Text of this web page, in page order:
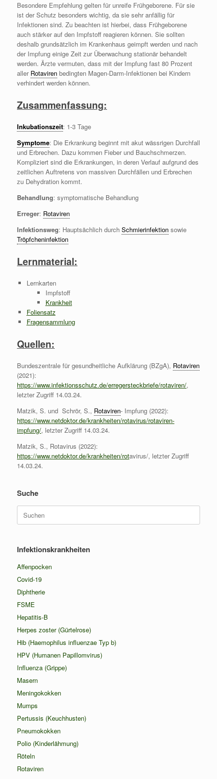
Besondere Empfehlung gelten für unreife Frühgeborene. Für sie
ist der Schutz besonders wichtig, da sie sehr anfällig für
Infektionen sind. Zu beachten ist hierbei, dass Frühgeborene
auch stärker auf den Impfstoff reagieren können. Sie sollten
deshalb grundsätzlich im Krankenhaus geimpft werden und nach
der Impfung einige Zeit zur Überwachung stationär behandelt
werden. Ärzte vermuten, dass mit der Impfung fast 80 Prozent
aller Rotaviren bedingten Magen-Darm-Infektionen bei Kindern
verhindert werden können.
Zusammenfassung:
Inkubationszeit: 1-3 Tage
Symptome: Die Erkrankung beginnt mit akut wässrigen Durchfall
und Erbrechen. Dazu kommen Fieber und Bauchschmerzen.
Kompliziert sind die Erkrankungen, in deren Verlauf aufgrund des
zeitlichen Auftretens von massiven Durchfällen und Erbrechen
zu Dehydration kommt.
Behandlung: symptomatische Behandlung
Erreger: Rotaviren
Infektionsweg: Hauptsächlich durch Schmierinfektion sowie
Tröpfcheninfektion
Lernmaterial:
Lernkarten
Impfstoff
Krankheit
Foliensatz
Fragensammlung
Quellen:
Bundeszentrale für gesundheitliche Aufklärung (BZgA), Rotaviren
(2021):
https://www.infektionsschutz.de/erregersteckbriefe/rotaviren/,
letzter Zugriff 14.03.24.
Matzik, S. und Schrör, S., Rotaviren- Impfung (2022):
https://www.netdoktor.de/krankheiten/rotavirus/rotaviren-
impfung/, letzter Zugriff 14.03.24.
Matzik, S., Rotavirus (2022):
https://www.netdoktor.de/krankheiten/rotavirus/, letzter Zugriff
14.03.24.
Suche
Suchen
nach:
Infektionskrankheiten
Affenpocken
Covid-19
Diphtherie
FSME
Hepatitis-B
Herpes zoster (Gürtelrose)
Hib (Haemophilus influenzae Typ b)
HPV (Humanen Papillomvirus)
Influenza (Grippe)
Masern
Meningokokken
Mumps
Pertussis (Keuchhusten)
Pneumokokken
Polio (Kinderlähmung)
Röteln
Rotaviren